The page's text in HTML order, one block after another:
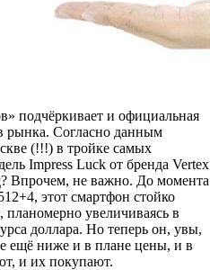
подчёркивает и официальная
рынка. Согласно данным
(!!!) в тройке самых
Impress Luck от бренда Vertex
Впрочем, не важно. До момента
этот смартфон стойко
увеличиваясь в
доллара. Но теперь он, увы,
ещё ниже и в плане цены, и в
и их покупают.